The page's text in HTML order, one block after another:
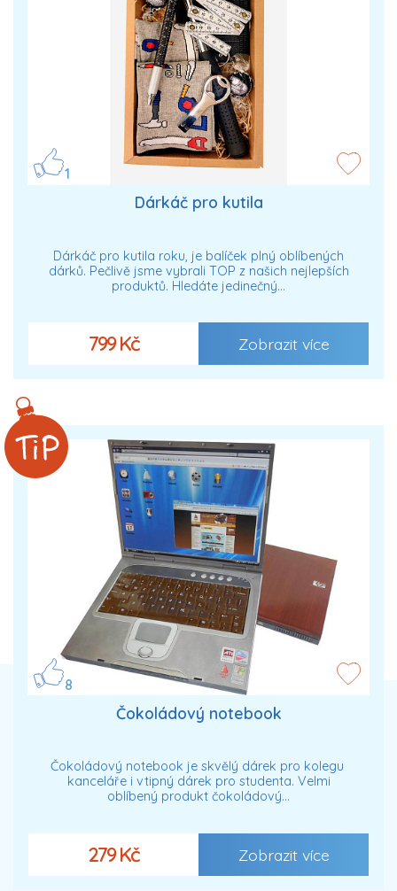
1
Dárkáč pro kutila
Dárkáč pro kutila roku, je balíček plný oblíbených
dárků. Pečlivě jsme vybrali TOP z našich nejlepších
produktů. Hledáte jedinečný…
799 Kč Zobrazit více
8
Čokoládový notebook
Čokoládový notebook je skvělý dárek pro kolegu
kanceláře i vtipný dárek pro studenta. Velmi
oblíbený produkt čokoládový…
279 Kč Zobrazit více